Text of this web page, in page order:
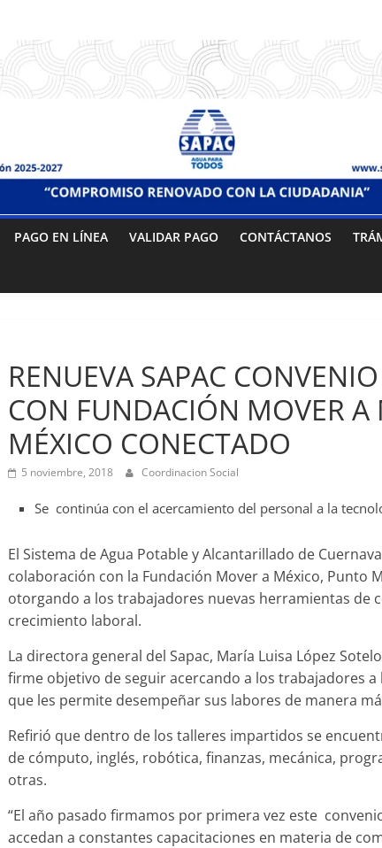
PAGO EN LÍNEA VALIDAR PAGO CONTÁCTANOS
RENUEVA SAPAC
CON FUNDACIÓN MOVER A
MÉXICO CONECTADO
5 noviembre, 2018 Coordinacion Social
Se continúa con el acercamiento del personal a la
El Sistema de Agua Potable y Alcantarillado de
colaboración con la Fundación Mover a México, Punto
otorgando a los trabajadores nuevas herramientas
crecimiento laboral.
La directora general del Sapac, María Luisa López
firme objetivo de seguir acercando a los trabajadores
que les permite desempeñar sus labores de manera
Refirió que dentro de los talleres impartidos se
de cómputo, inglés, robótica, finanzas, mecánica,
otras.
“El año pasado firmamos por primera vez este
accedan a constantes capacitaciones en materia de